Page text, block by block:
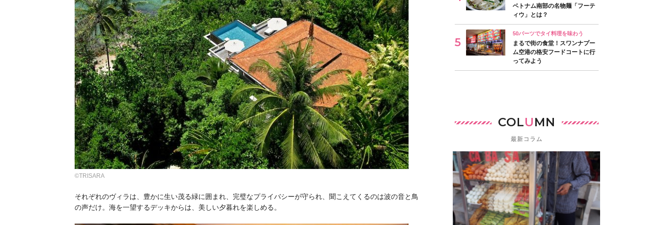
©TRISARA
それぞれのヴィラは、豊かに生い茂る緑に囲まれ、完璧なプライバシーが守られ、聞こえてくるのは波の音と鳥
の声だけ。海を一望するデッキからは、美しい夕暮れを楽しめる。
ベトナム南部の名物麺「フーテ
ィウ」とは？
50バーツでタイ料理を味わう
まるで街の食堂！スワンナプー
ム空港の格安フードコートに行
ってみよう
COLUMN
最新コラム